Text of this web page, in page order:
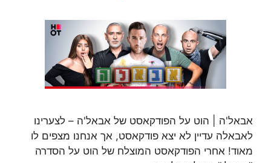
אבאל'ה | הוט על הפודקאסט של אבאל'ה – לצערינו
לאבאלה עדיין לא יצא פודקאסט, אך אנחנו מצפים לו
מאוד! אחרי הפודקאסט המוצלח של הוט על הסדרה